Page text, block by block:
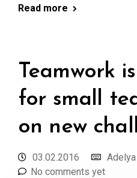
Read more
Teamwork
for small
on new
03.02.2016 Adelya
No comments yet